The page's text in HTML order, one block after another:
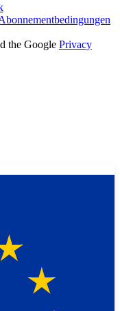
the Google Privacy